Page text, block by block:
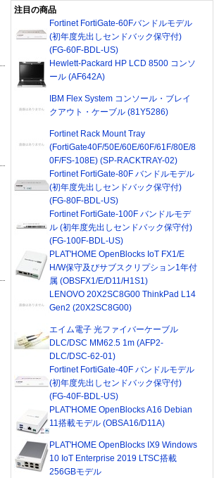
注目の商品
Fortinet FortiGate-60Fバンドルモデル
(初年度先出しセンドバック保守付)
(FG-60F-BDL-US)
Hewlett-Packard HP LCD 8500 コンソ
ール (AF642A)
IBM Flex System コンソール・ブレイ
クアウト・ケーブル (81Y5286)
Fortinet Rack Mount Tray
(FortiGate40F/50E/60E/60F/61F/80E/8
0F/FS-108E) (SP-RACKTRAY-02)
Fortinet FortiGate-80F バンドルモデル
(初年度先出しセンドバック保守付)
(FG-80F-BDL-US)
Fortinet FortiGate-100F バンドルモデ
ル (初年度先出しセンドバック保守付)
(FG-100F-BDL-US)
PLAT'HOME OpenBlocks IoT FX1/E
H/W保守及びサブスクリプション1年付
属 (OBSFX1/E/D11/H1S1)
LENOVO 20X2SC8G00 ThinkPad L14
Gen2 (20X2SC8G00)
エイム電子 光ファイバーケーブル
DLC/DSC MM62.5 1m (AFP2-
DLC/DSC-62-01)
Fortinet FortiGate-40F バンドルモデル
(初年度先出しセンドバック保守付)
(FG-40F-BDL-US)
PLAT'HOME OpenBlocks A16 Debian
11搭載モデル (OBSA16/D11A)
PLAT'HOME OpenBlocks IX9 Windows
10 IoT Enterprise 2019 LTSC搭載
256GBモデル